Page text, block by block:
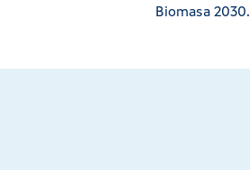
Biomasa 2030.